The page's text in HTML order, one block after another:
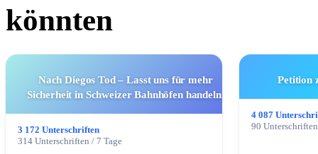
könnten
Nach Diegos Tod – Lasst uns für mehr
Sicherheit in Schweizer Bahnhöfen handeln.
3 172 Unterschriften
314 Unterschriften / 7 Tage
Petition
4 087
90